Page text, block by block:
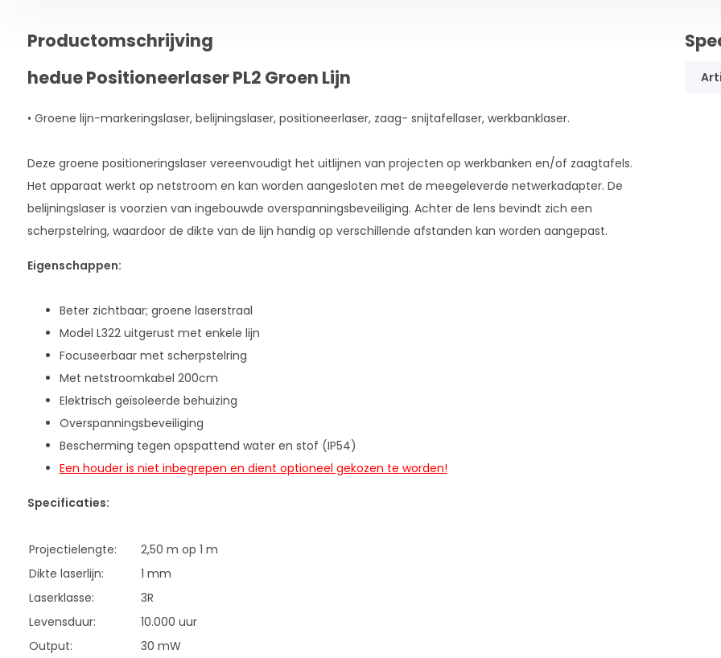
Productomschrijving
hedue Positioneerlaser PL2 Groen Lijn
• Groene lijn-markeringslaser, belijningslaser, positioneerlaser, zaag- snijtafellaser, werkbanklaser.
Deze groene positioneringslaser vereenvoudigt het uitlijnen van projecten op werkbanken en/of zaagtafels.
Het apparaat werkt op netstroom en kan worden aangesloten met de meegeleverde netwerkadapter. De
belijningslaser is voorzien van ingebouwde overspanningsbeveiliging. Achter de lens bevindt zich een
scherpstelring, waardoor de dikte van de lijn handig op verschillende afstanden kan worden aangepast.
Eigenschappen:
Beter zichtbaar; groene laserstraal
Model L322 uitgerust met enkele lijn
Focuseerbaar met scherpstelring
Met netstroomkabel 200cm
Elektrisch geïsoleerde behuizing
Overspanningsbeveiliging
Bescherming tegen opspattend water en stof (IP54)
Een houder is niet inbegrepen en dient optioneel gekozen te worden!
Specificaties:
Projectielengte:
2,50 m op 1 m
Dikte laserlijn:
1 mm
Laserklasse:
3R
Levensduur:
10.000 uur
Output:
30 mW